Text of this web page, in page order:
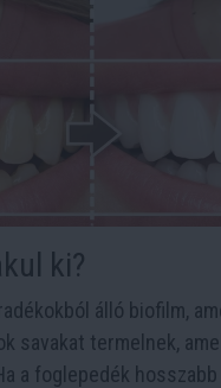
ki?
álló biofilm,
savakat termelnek,
a foglepedék